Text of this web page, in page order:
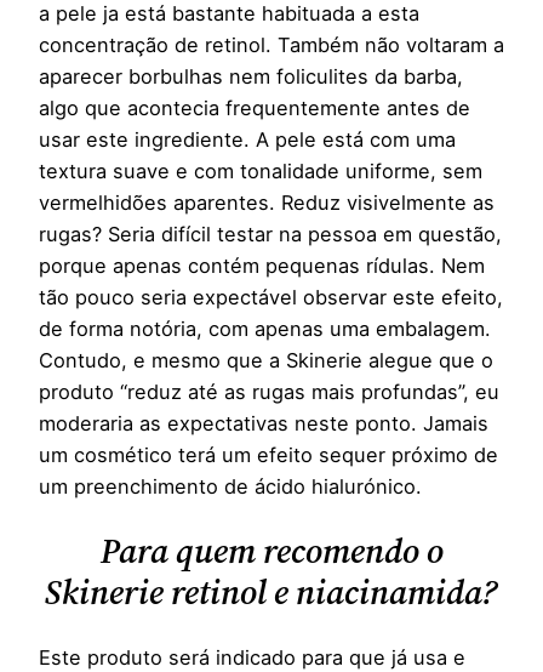
a pele ja está bastante habituada a esta
concentração de retinol. Também não voltaram a
aparecer borbulhas nem foliculites da barba,
algo que acontecia frequentemente antes de
usar este ingrediente. A pele está com uma
textura suave e com tonalidade uniforme, sem
vermelhidões aparentes. Reduz visivelmente as
rugas? Seria difícil testar na pessoa em questão,
porque apenas contém pequenas rídulas. Nem
tão pouco seria expectável observar este efeito,
de forma notória, com apenas uma embalagem.
Contudo, e mesmo que a Skinerie alegue que o
produto “reduz até as rugas mais profundas”, eu
moderaria as expectativas neste ponto. Jamais
um cosmético terá um efeito sequer próximo de
um preenchimento de ácido hialurónico.
Para quem recomendo o
Skinerie retinol e niacinamida?
Este produto será indicado para que já usa e